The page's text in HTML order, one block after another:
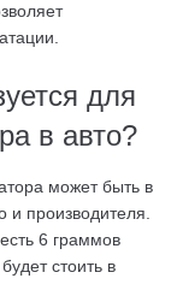
для
в авто?
может быть в
и производителя.
6 граммов
стоить в